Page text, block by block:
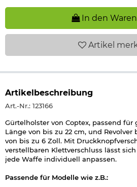
In den
Artikel
Artikelbeschreibung
Art.-Nr.: 123166
Gürtelholster von Coptex, passend
Länge von bis zu 22 cm, und
von bis zu 6 Zoll. Mit
verstellbaren Klettverschluss lässt
jede Waffe individuell anpassen.
Passende für Modelle wie z.B.: